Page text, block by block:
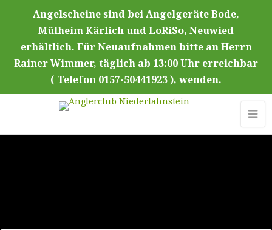
Angelscheine sind bei Angelgeräte Bode,
Mülheim Kärlich und LoRiSo, Neuwied
erhältlich. Für Neuaufnahmen bitte an Herrn
Rainer Wimmer, täglich ab 13:00 Uhr erreichbar
( Telefon 0157-50441923 ), wenden.